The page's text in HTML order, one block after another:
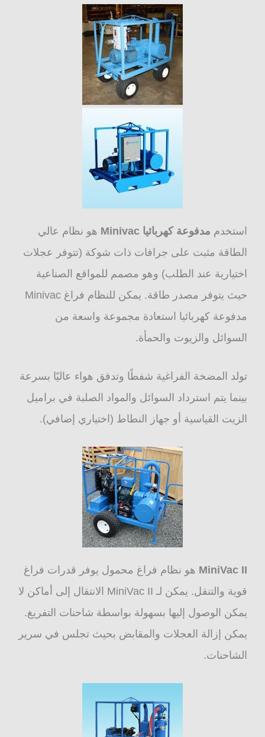
استخدم مدفوعة كهربائيا Minivac
هو نظام عالي
الطاقة مثبت على جرافات ذات شوكة (تتوفر عجلات
اختيارية عند الطلب) وهو مصمم للمواقع الصناعية
حيث يتوفر مصدر طاقة. يمكن للنظام فراغ Minivac
مدفوعة كهربائيا استعادة مجموعة واسعة من
السوائل والزيوت والحمأة.
تولد المضخة الفراغية شفطًا وتدفق هواء عاليًا بسرعة
بينما يتم استرداد السوائل والمواد الصلبة في براميل
الزيت القياسية أو جهاز النطاط (اختياري إضافي).
MiniVac II هو نظام فراغ محمول يوفر قدرات فراغ
قوية والتنقل. يمكن لـ MiniVac II الانتقال إلى أماكن لا
يمكن الوصول إليها بسهولة بواسطة شاحنات التفريغ.
يمكن إزالة العجلات والمقابض بحيث تجلس في سرير
الشاحنات.